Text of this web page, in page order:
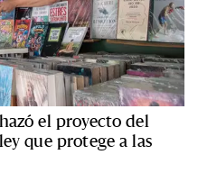
el proyecto del
que protege a las